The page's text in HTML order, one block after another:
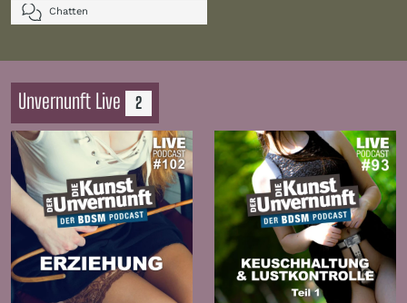
Chatten
Unvernunft Live 2
Zur
Folge
Zur
Folge